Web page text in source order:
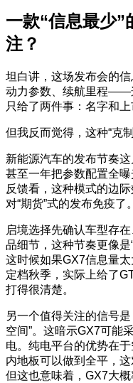
一款“信息最少”
注？
坦白讲，这场发布会的
动力参数、续航里程——
只给了两件事：名字和上
但我反而觉得，这种“克
新能源汽车的发布节奏
甚至一年把参数配置全
反馈看，这种模式的边
对“期货”式的发布免疫了。
启境选择先确认车型存
品细节，这种节奏更像是
这时候如果GX7信息量
定档秋季，实际上给了
打得很清楚。
另一个值得关注的信号
空间”。这暗示GX7可能
电。纯电平台的优势在
内地板可以做到全平，
但这也意味着，GX7大